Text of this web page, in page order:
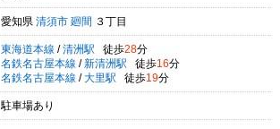
愛知県 清須市 廻間 ３丁目
東海道本線 / 清洲駅 徒歩28分
名鉄名古屋本線 / 新清洲駅 徒歩16分
名鉄名古屋本線 / 大里駅 徒歩19分
駐車場あり